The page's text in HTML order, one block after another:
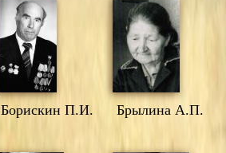
Борискин П.И. Брылина А.П.